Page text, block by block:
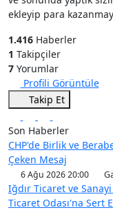
ekleyip para
1.416 Haberler
1 Takipçiler
7 Yorumlar
Profili Görüntüle
Takip Et
Son Haberler
CHP'de Birlik ve
Çeken Mesaj
6 Ağu 2026 20:00
Iğdır Ticaret ve
Ticaret Odası'na Sert